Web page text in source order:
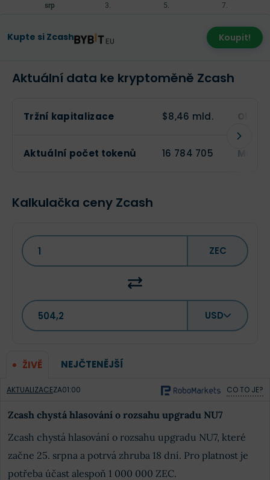
Kupte si Zcash Koupit!
Aktuální data ke kryptoměně Zcash
Tržní kapitalizace $8,46 mld.
Aktuální počet tokenů 16 784 705
Kalkulačka ceny Zcash
ZEC
USD
ŽIVĚ NEJČTENĚJŠÍ
AKTUALIZACEZA01:00 CO TO JE?
Zcash chystá hlasování o rozsahu upgradu NU7
Zcash chystá hlasování o rozsahu upgradu NU7, které
začne 25. srpna a potrvá zhruba 18 dní. Pro platnost je
potřeba účast alespoň 1 000 000 ZEC.